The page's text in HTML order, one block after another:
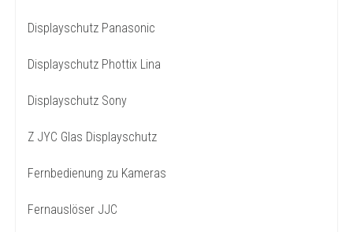
Displayschutz Panasonic
Displayschutz Phottix Lina
Displayschutz Sony
Z JYC Glas Displayschutz
Fernbedienung zu Kameras
Fernauslöser JJC